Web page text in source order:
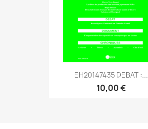
EH20147435 DEBAT :...
10,00 €